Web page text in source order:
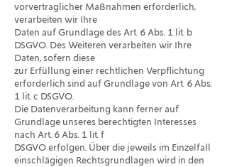
vorvertraglicher Maßnahmen erforderlich,
verarbeiten wir Ihre
Daten auf Grundlage des Art. 6 Abs. 1 lit. b
DSGVO. Des Weiteren verarbeiten wir Ihre
Daten, sofern diese
zur Erfüllung einer rechtlichen Verpflichtung
erforderlich sind auf Grundlage von Art. 6 Abs.
1 lit. c DSGVO.
Die Datenverarbeitung kann ferner auf
Grundlage unseres berechtigten Interesses
nach Art. 6 Abs. 1 lit. f
DSGVO erfolgen. Über die jeweils im Einzelfall
einschlägigen Rechtsgrundlagen wird in den